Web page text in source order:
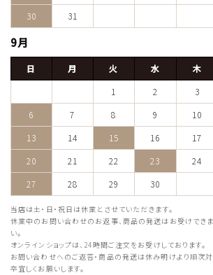
30
31
9月
日 月 火 水 木
1
2 3
6
7 8 9 10
13
14 15 16 17
20
21 22 23 24
27
28 29 30
当店は土・日・祝日は休業とさせていただきます。
休業中のお問い合わせのお返事、商品の発送はお受けでき
い。
オンラインショップは、24時間ご注文をお受けしております。
お問い合わせへのご返答・商品の発送は休み明けより順次
卒宜しくお願いします。